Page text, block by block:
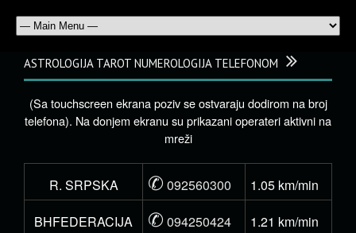
ASTROLOGIJA TAROT NUMEROLOGIJA TELEFONOM
(Sa touchscreen ekrana poziv se ostvaraju dodirom na broj
telefona). Na donjem ekranu su prikazani operateri aktivni na
mreži
R. SRPSKA ✆ 092560300
1.05 km/min
BHFEDERACIJA
✆ 094250424
1.21 km/min